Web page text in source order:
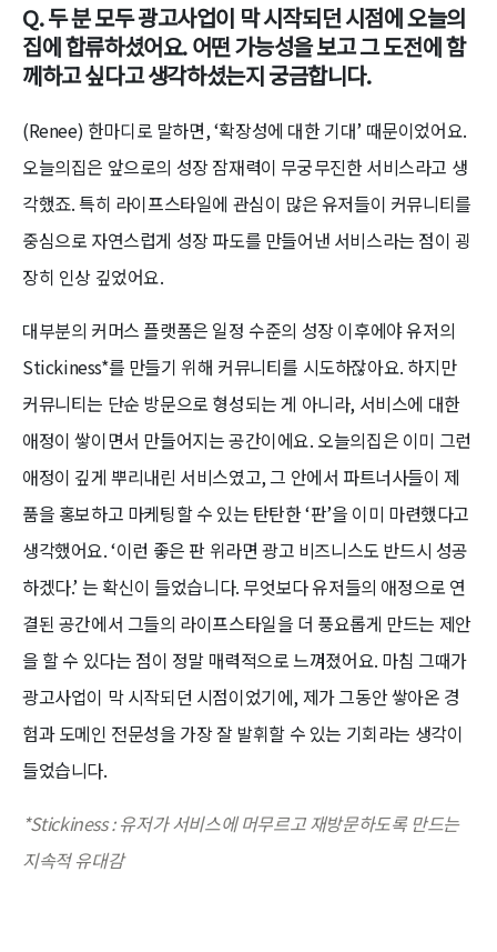
Q. 두 분 모두 광고사업이 막 시작되던 시점에 오늘의
집에 합류하셨어요. 어떤 가능성을 보고 그 도전에 함
께하고 싶다고 생각하셨는지 궁금합니다.
(Renee) 한마디로 말하면, ‘확장성에 대한 기대’ 때문이었어요.
오늘의집은 앞으로의 성장 잠재력이 무궁무진한 서비스라고 생
각했죠. 특히 라이프스타일에 관심이 많은 유저들이 커뮤니티를
중심으로 자연스럽게 성장 파도를 만들어낸 서비스라는 점이 굉
장히 인상 깊었어요.
대부분의 커머스 플랫폼은 일정 수준의 성장 이후에야 유저의
Stickiness*를 만들기 위해 커뮤니티를 시도하잖아요. 하지만
커뮤니티는 단순 방문으로 형성되는 게 아니라, 서비스에 대한
애정이 쌓이면서 만들어지는 공간이에요. 오늘의집은 이미 그런
애정이 깊게 뿌리내린 서비스였고, 그 안에서 파트너사들이 제
품을 홍보하고 마케팅할 수 있는 탄탄한 ‘판’을 이미 마련했다고
생각했어요. ‘이런 좋은 판 위라면 광고 비즈니스도 반드시 성공
하겠다.’ 는 확신이 들었습니다. 무엇보다 유저들의 애정으로 연
결된 공간에서 그들의 라이프스타일을 더 풍요롭게 만드는 제안
을 할 수 있다는 점이 정말 매력적으로 느껴졌어요. 마침 그때가
광고사업이 막 시작되던 시점이었기에, 제가 그동안 쌓아온 경
험과 도메인 전문성을 가장 잘 발휘할 수 있는 기회라는 생각이
들었습니다.
*Stickiness : 유저가 서비스에 머무르고 재방문하도록 만드는
지속적 유대감